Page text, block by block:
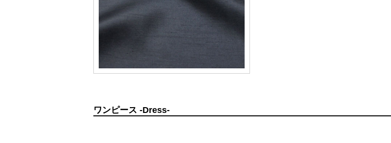
ワンピース -Dress-